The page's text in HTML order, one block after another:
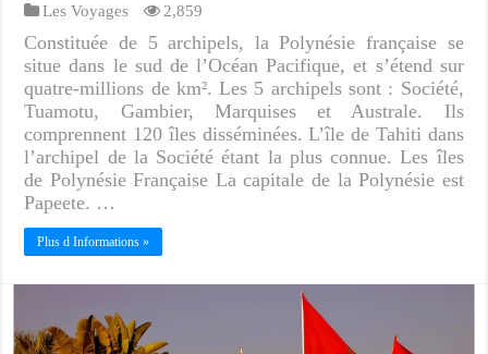
Les Voyages 2,859
Constituée de 5 archipels, la Polynésie française se
situe dans le sud de l’Océan Pacifique, et s’étend sur
quatre-millions de km². Les 5 archipels sont : Société,
Tuamotu, Gambier, Marquises et Australe. Ils
comprennent 120 îles disséminées. L’île de Tahiti dans
l’archipel de la Société étant la plus connue. Les îles
de Polynésie Française La capitale de la Polynésie est
Papeete. …
Plus d Informations »